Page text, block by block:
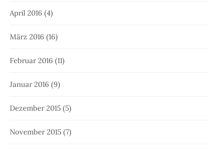
April 2016 (4)
März 2016 (16)
Februar 2016 (11)
Januar 2016 (9)
Dezember 2015 (5)
November 2015 (7)